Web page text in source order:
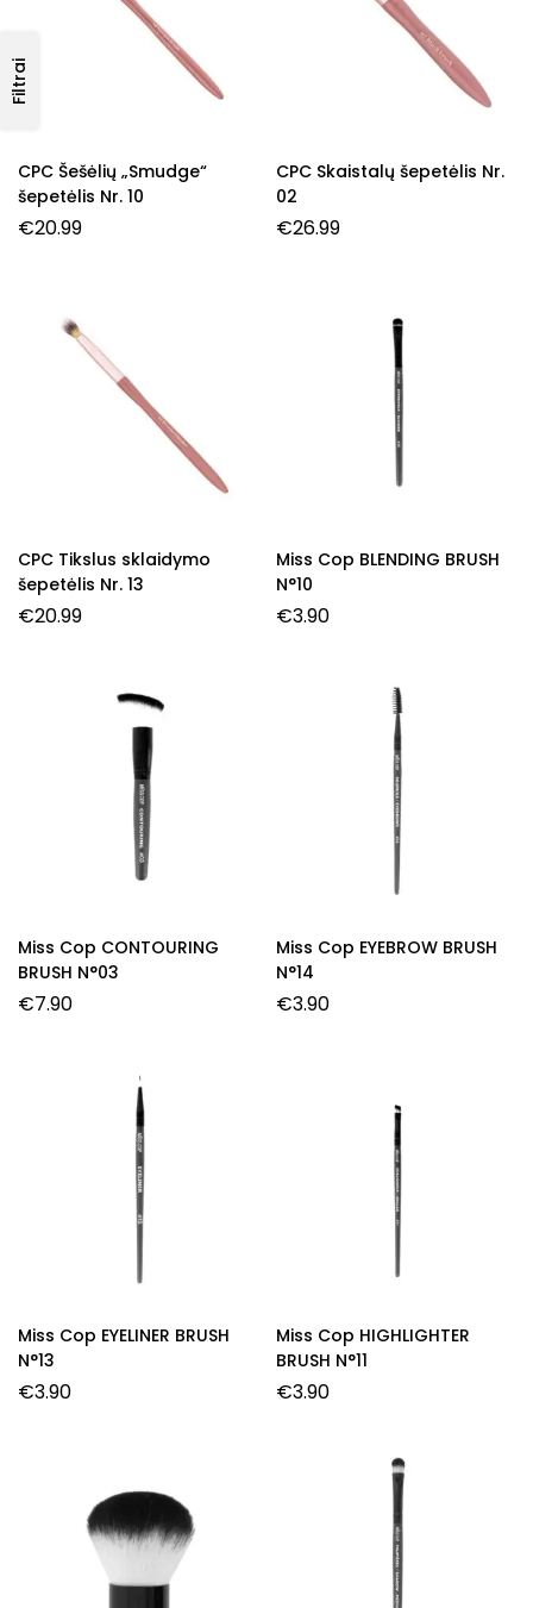
Filtrai
CPC Šešėlių „Smudge“
šepetėlis Nr. 10
€20.99
CPC Skaistalų šepetėlis Nr.
02
€26.99
CPC Tikslus sklaidymo
šepetėlis Nr. 13
€20.99
Miss Cop BLENDING BRUSH
N°10
€3.90
Miss Cop CONTOURING
BRUSH N°03
€7.90
Miss Cop EYEBROW BRUSH
N°14
€3.90
Miss Cop EYELINER BRUSH
N°13
€3.90
Miss Cop HIGHLIGHTER
BRUSH N°11
€3.90